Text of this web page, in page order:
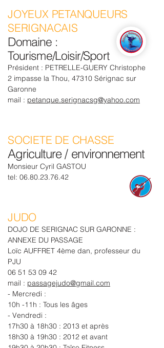
JOYEUX PETANQUEURS
SERIGNACAIS
Domaine :
Tourisme/Loisir/Sport
Président : PETRELLE-GUERY Christophe
2 impasse la Thou, 47310 Sérignac sur
Garonne
mail : petanque.serignacsg@yahoo.com
SOCIETE DE CHASSE
Agriculture / environnement
Monsieur Cyril GASTOU
tel: 06.80.23.76.42
JUDO
DOJO DE SERIGNAC SUR GARONNE :
ANNEXE DU PASSAGE
Loïc AUFFRET 4ème dan, professeur du
PJU
06 51 53 09 42
mail : passagejudo@gmail.com
- Mercredi :
10h -11h : Tous les âges
- Vendredi :
17h30 à 18h30 : 2013 et après
18h30 à 19h30 : 2012 et avant